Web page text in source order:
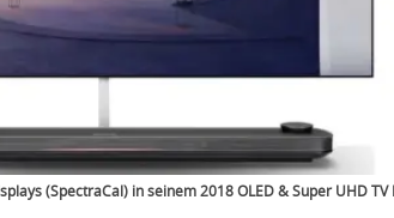
(SpectraCal) in seinem 2018 OLED & Super UHD TV